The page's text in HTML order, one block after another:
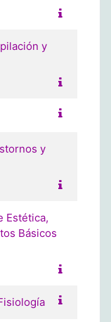
y
y
Estética,
Básicos